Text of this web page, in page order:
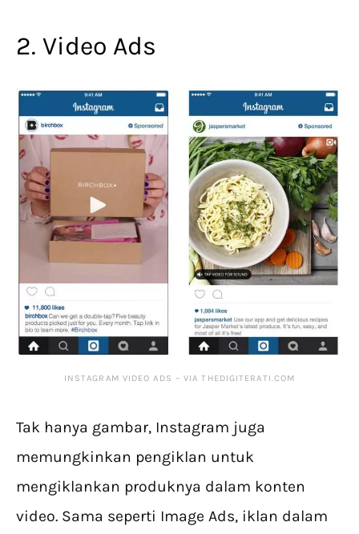
2. Video Ads
INSTAGRAM VIDEO ADS – VIA THEDIGITERATI.COM
Tak hanya gambar, Instagram juga
memungkinkan pengiklan untuk
mengiklankan produknya dalam konten
video. Sama seperti Image Ads, iklan dalam